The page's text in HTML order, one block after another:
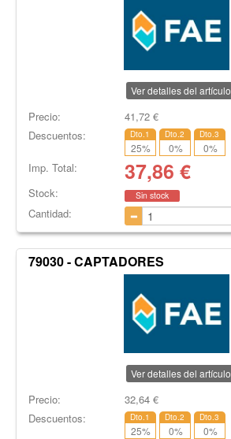
Ver detalles del artículo
Precio: 41,72€
Descuentos:
Dto.1
25%
Dto.2
0%
Dto.3
0%
Imp. Total: 37,86 €
Stock: Sin stock
Cantidad:
79030 - CAPTADORES
Ver detalles del artículo
Precio: 32,64€
Descuentos:
Dto.1
25%
Dto.2
0%
Dto.3
0%